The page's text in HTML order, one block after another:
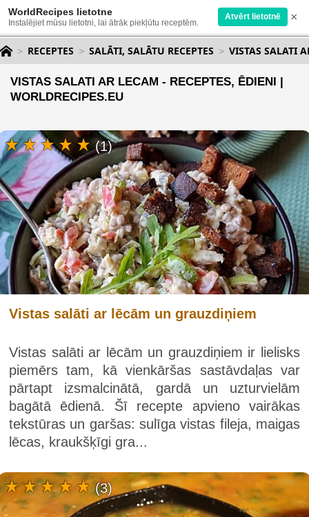
WorldRecipes lietotne
Instalējiet mūsu lietotni, lai ātrāk piekļūtu receptēm.
Atvērt lietotnē ×
RECEPTES SALĀTI, SALĀTU RECEPTES VISTAS SALATI
VISTAS SALATI AR LECAM - RECEPTES, ĒDIENI |
WORLDRECIPES.EU
Vistas salāti ar lēcām un grauzdiņiem
Vistas salāti ar lēcām un grauzdiņiem ir lielisks
piemērs tam, kā vienkāršas sastāvdaļas var
pārtapt izsmalcinātā, gardā un uzturvielām
bagātā ēdienā. Šī recepte apvieno vairākas
tekstūras un garšas: sulīga vistas fileja, maigas
lēcas, kraukšķīgi gra...
(1)
(3)